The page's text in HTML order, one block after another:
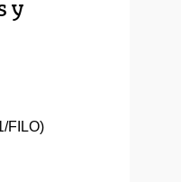
y
FILO)